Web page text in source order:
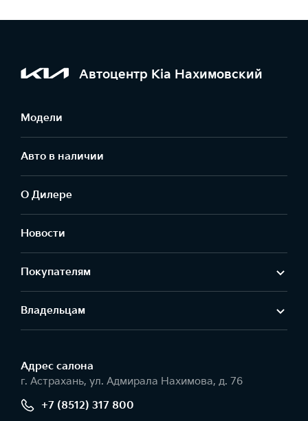
Автоцентр Kia Нахимовский
Модели
Авто в наличии
О Дилере
Новости
Покупателям
Владельцам
Адрес салонa
г. Астрахань, ул. Адмирала Нахимова, д. 76
+7 (8512) 317 800